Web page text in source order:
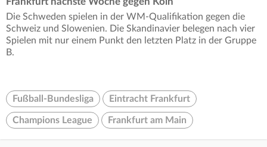
Die Schweden spielen in der WM-Qualifikation gegen die
Schweiz und Slowenien. Die Skandinavier belegen nach vier
Spielen mit nur einem Punkt den letzten Platz in der Gruppe
B.
Fußball-Bundesliga Eintracht Frankfurt
Champions League Frankfurt am Main